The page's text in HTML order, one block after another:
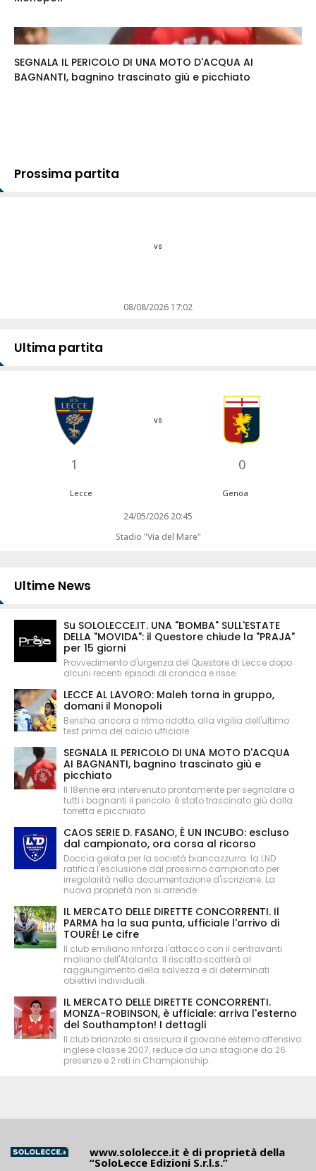
SEGNALA IL PERICOLO DI UNA MOTO D'ACQUA AI
BAGNANTI, bagnino trascinato giù e picchiato
Prossima partita
vs
08/08/2026 17:02
Ultima partita
1
vs
0
Lecce Genoa
24/05/2026 20:45
Stadio "Via del Mare"
Ultime News
Su SOLOLECCE.IT. UNA "BOMBA" SULL'ESTATE
DELLA "MOVIDA": il Questore chiude la "PRAJA"
per 15 giorni
Provvedimento d'urgenza del Questore di Lecce dopo
alcuni recenti episodi di cronaca e risse
LECCE AL LAVORO: Maleh torna in gruppo,
domani il Monopoli
Berisha ancora a ritmo ridotto, alla vigilia dell'ultimo
test prima del calcio ufficiale
SEGNALA IL PERICOLO DI UNA MOTO D'ACQUA
AI BAGNANTI, bagnino trascinato giù e
picchiato
Il 18enne era intervenuto prontamente per segnalare a
tutti i bagnanti il pericolo: è stato trascinato giù dalla
torretta e picchiato
CAOS SERIE D. FASANO, È UN INCUBO: escluso
dal campionato, ora corsa al ricorso
Doccia gelata per la società biancazzurra: la LND
ratifica l'esclusione dal prossimo campionato per
irregolarità nella documentazione d'iscrizione. La
nuova proprietà non si arrende.
IL MERCATO DELLE DIRETTE CONCORRENTI. Il
PARMA ha la sua punta, ufficiale l'arrivo di
TOURÉ! Le cifre
Il club emiliano rinforza l'attacco con il centravanti
maliano dell'Atalanta. Il riscatto scatterà al
raggiungimento della salvezza e di determinati
obiettivi individuali.
IL MERCATO DELLE DIRETTE CONCORRENTI.
MONZA-ROBINSON, è ufficiale: arriva l'esterno
del Southampton! I dettagli
Il club brianzolo si assicura il giovane esterno offensivo
inglese classe 2007, reduce da una stagione da 26
presenze e 2 reti in Championship.
www.sololecce.it è di proprietà della
“SoloLecce Edizioni S.r.l.s.”